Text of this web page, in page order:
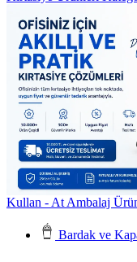
Kullan - At Ambalaj
Bardak ve